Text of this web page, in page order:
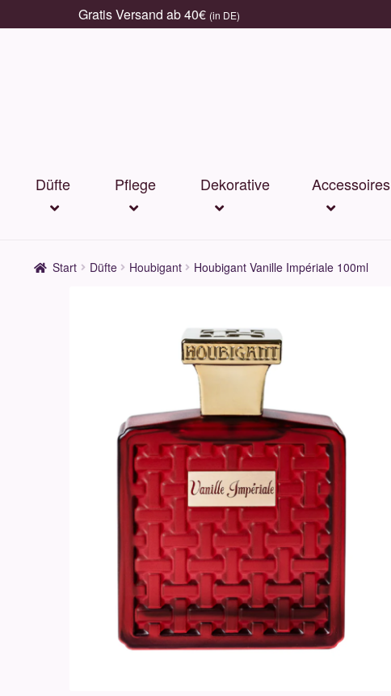
Gratis Versand ab 40€ (in DE)
Düfte Pflege Dekorative Accessoires
Start Düfte Houbigant Houbigant Vanille Impériale 100ml